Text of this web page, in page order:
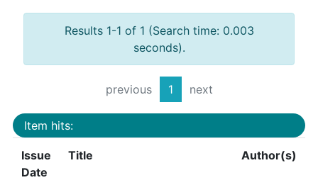
Results 1-1 of 1 (Search time: 0.003
seconds).
previous 1 next
Item hits:
Issue
Date
Title Author(s)